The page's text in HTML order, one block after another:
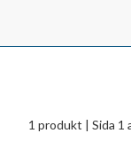
1 produkt | Sida 1